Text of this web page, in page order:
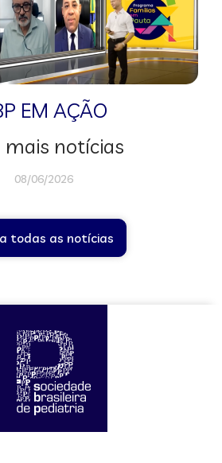
EM AÇÃO
mais notícias
08/06/2026
todas as notícias